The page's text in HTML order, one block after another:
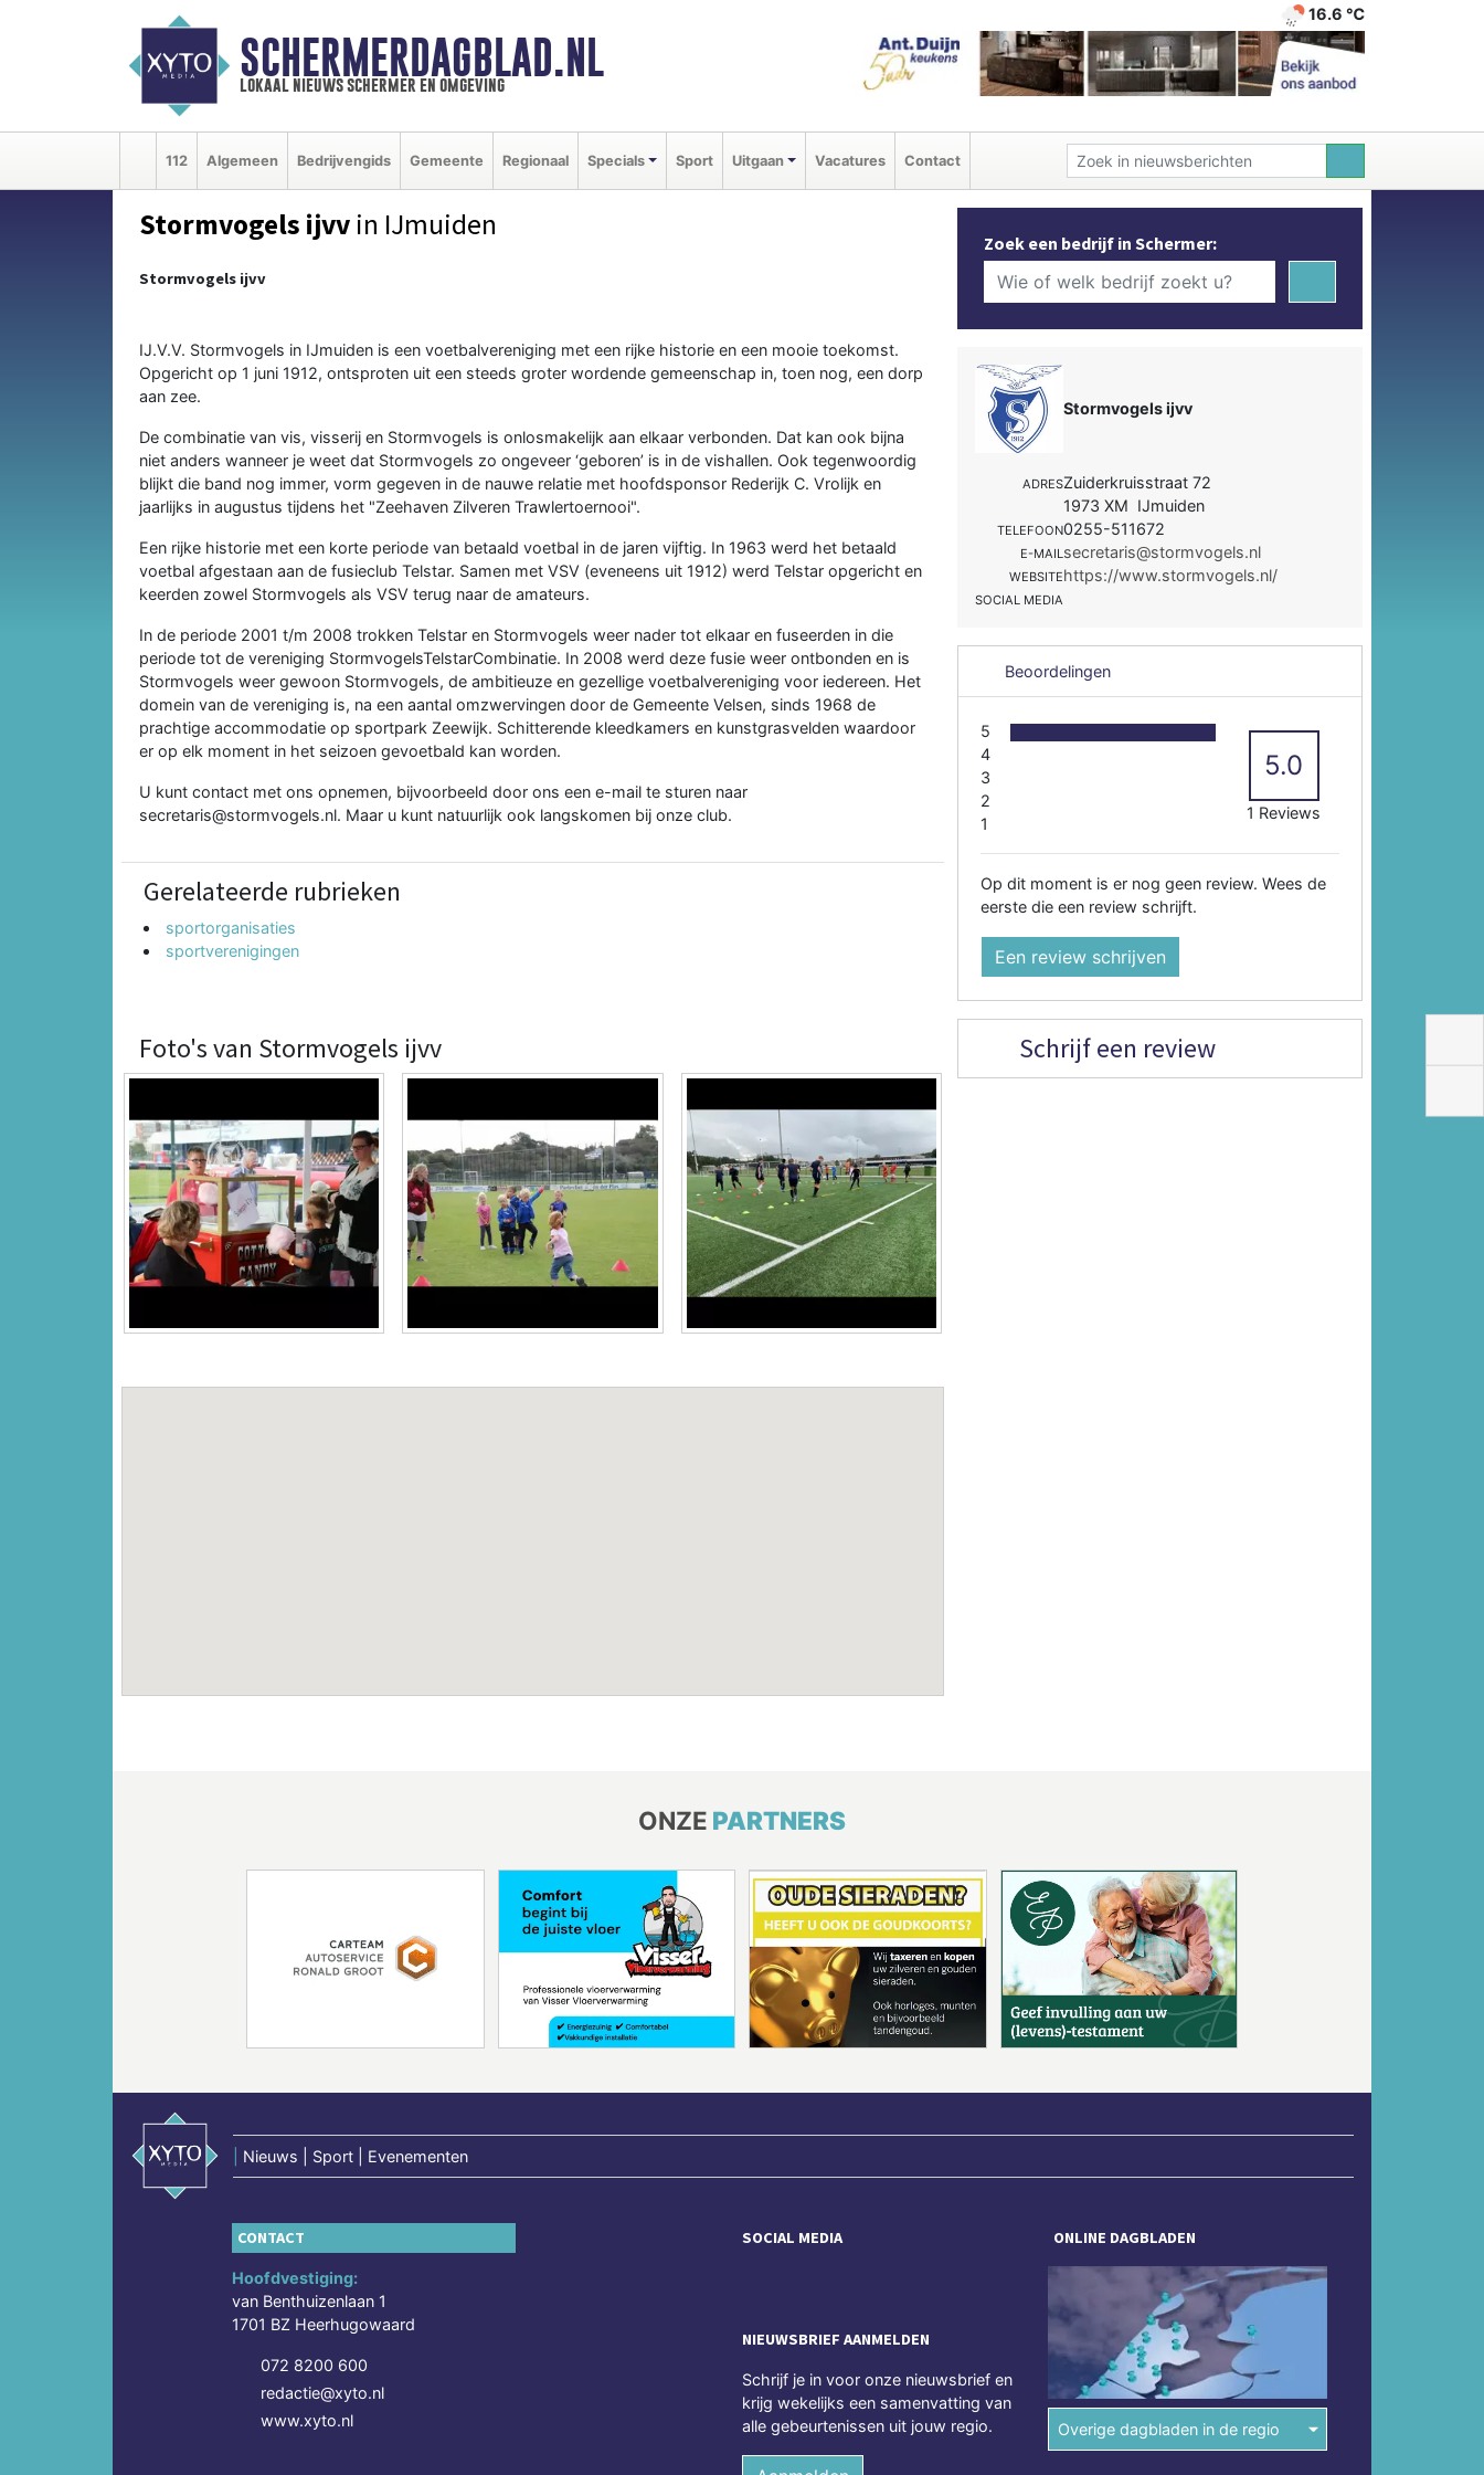
SCHERMERDAGBLAD.NL
lokaal nieuws schermer en omgeving
16.6 ℃
112 Algemeen Bedrijvengids Gemeente Regionaal Specials Sport Uitgaan Vacatures Contact
Stormvogels ijvv in IJmuiden
Stormvogels ijvv
IJ.V.V. Stormvogels in IJmuiden is een voetbalvereniging met een rijke historie en een mooie toekomst.
Opgericht op 1 juni 1912, ontsproten uit een steeds groter wordende gemeenschap in, toen nog, een dorp
aan zee.
De combinatie van vis, visserij en Stormvogels is onlosmakelijk aan elkaar verbonden. Dat kan ook bijna
niet anders wanneer je weet dat Stormvogels zo ongeveer ‘geboren’ is in de vishallen. Ook tegenwoordig
blijkt die band nog immer, vorm gegeven in de nauwe relatie met hoofdsponsor Rederijk C. Vrolijk en
jaarlijks in augustus tijdens het "Zeehaven Zilveren Trawlertoernooi".
Een rijke historie met een korte periode van betaald voetbal in de jaren vijftig. In 1963 werd het betaald
voetbal afgestaan aan de fusieclub Telstar. Samen met VSV (eveneens uit 1912) werd Telstar opgericht en
keerden zowel Stormvogels als VSV terug naar de amateurs.
In de periode 2001 t/m 2008 trokken Telstar en Stormvogels weer nader tot elkaar en fuseerden in die
periode tot de vereniging StormvogelsTelstarCombinatie. In 2008 werd deze fusie weer ontbonden en is
Stormvogels weer gewoon Stormvogels, de ambitieuze en gezellige voetbalvereniging voor iedereen. Het
domein van de vereniging is, na een aantal omzwervingen door de Gemeente Velsen, sinds 1968 de
prachtige accommodatie op sportpark Zeewijk. Schitterende kleedkamers en kunstgrasvelden waardoor
er op elk moment in het seizoen gevoetbald kan worden.
U kunt contact met ons opnemen, bijvoorbeeld door ons een e-mail te sturen naar
secretaris@stormvogels.nl. Maar u kunt natuurlijk ook langskomen bij onze club.
Gerelateerde rubrieken
sportorganisaties
sportverenigingen
Foto's van Stormvogels ijvv
Zoek een bedrijf in Schermer:
Stormvogels ijvv
ADRESZuiderkruisstraat 72
1973 XM IJmuiden
TELEFOON0255-511672
E-MAILsecretaris@stormvogels.nl
WEBSITEhttps://www.stormvogels.nl/
SOCIAL MEDIA
Beoordelingen
5
4
3
2
1
5.0
1 Reviews
Op dit moment is er nog geen review. Wees de
eerste die een review schrijft.
Een review schrijven
Schrijf een review
ONZE PARTNERS
Nieuws | Sport | Evenementen
CONTACT
Hoofdvestiging:
van Benthuizenlaan 1
1701 BZ Heerhugowaard
072 8200 600
redactie@xyto.nl
www.xyto.nl
SOCIAL MEDIA
NIEUWSBRIEF AANMELDEN
Schrijf je in voor onze nieuwsbrief en
krijg wekelijks een samenvatting van
alle gebeurtenissen uit jouw regio.
ONLINE DAGBLADEN
Overige dagbladen in de regio